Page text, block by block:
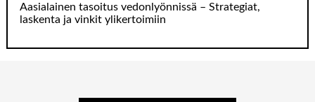
Aasialainen tasoitus vedonlyönnissä – Strategiat,
laskenta ja vinkit ylikertoimiin